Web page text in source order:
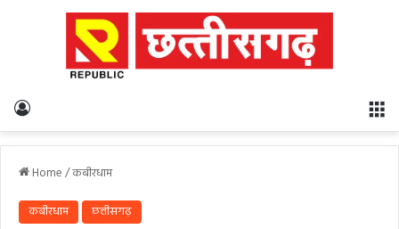
Home/कबीरधाम
कबीरधाम छत्तीसगढ़